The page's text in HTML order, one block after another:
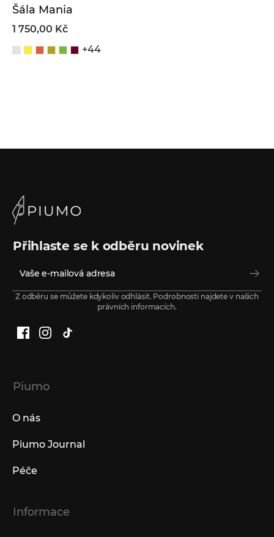
Šála Mania
1 750,00 Kč
+44
Přihlaste se k odběru novinek
Z odběru se můžete kdykoliv odhlásit. Podrobnosti najdete v našich
právních informacích.
Facebook
Instagram
TikTok
Piumo
O nás
Piumo Journal
Péče
Informace